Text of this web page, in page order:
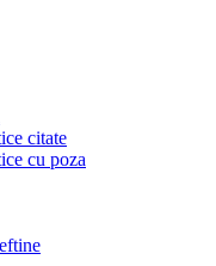
citate
cu poza